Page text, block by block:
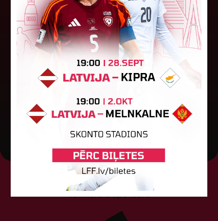
"Riga FC Women" liek kārtīgi
pasvīst dānietēm
Latvijas čempions sieviešu futbolā "Riga FC
Women" trešdien aizvadīja UEFA Čempionu līgas
kvalifikācijas otrās kārtas pusfināla spēli Dānijā
pret "HB Køge". Cīņā pret...
05. augusts 2026.
Tehniskais sponsors